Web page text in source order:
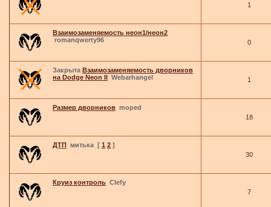
1
Взаимозаменяемость неон1/неон2
romanqwerty96
0
Закрыта Взаимозаменяемость дворников
на Dodge Neon II Webarhangel 1
Размер дворников moped
18
ДТП митька [ 1 2 ]
30
Круиз контроль Clefy
7